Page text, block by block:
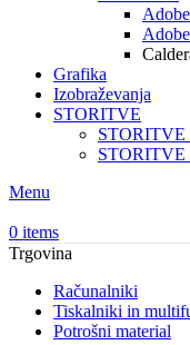
Grafika
Izobraževanja
STORITVE
Menu
0 items
Trgovina
Računalniki
Tiskalniki in
Potrošni material